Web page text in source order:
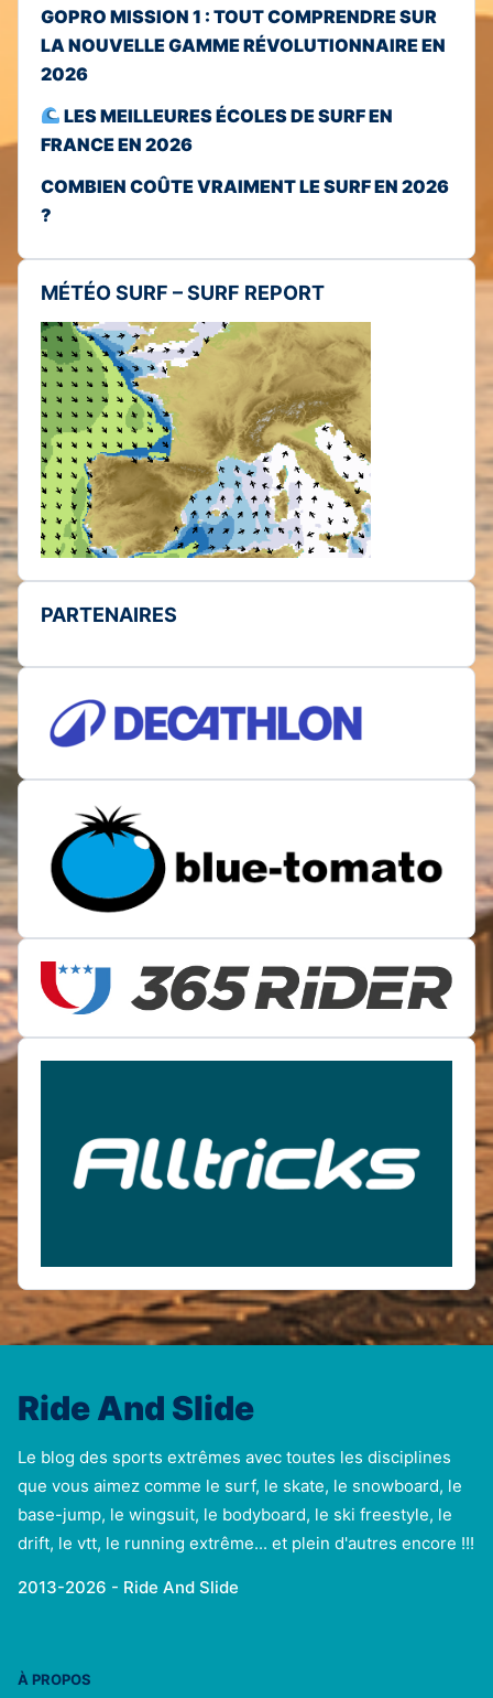
GOPRO MISSION 1 : TOUT COMPRENDRE SUR
LA NOUVELLE GAMME RÉVOLUTIONNAIRE EN
2026
LES MEILLEURES ÉCOLES DE SURF EN
FRANCE EN 2026
COMBIEN COÛTE VRAIMENT LE SURF EN 2026
?
MÉTÉO SURF – SURF REPORT
PARTENAIRES
Ride And Slide
Le blog des sports extrêmes avec toutes les disciplines
que vous aimez comme le surf, le skate, le snowboard, le
base-jump, le wingsuit, le bodyboard, le ski freestyle, le
drift, le vtt, le running extrême... et plein d'autres encore !!!
2013-2026 - Ride And Slide
À PROPOS